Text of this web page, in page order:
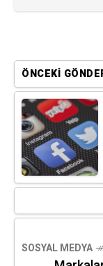
ÖNCEKI
SOSYAL MEDYA